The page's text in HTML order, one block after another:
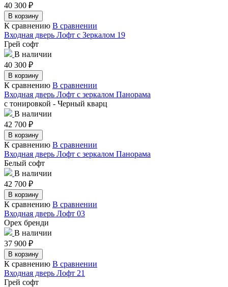
40 300 ₽
В корзину
К сравнению В сравнении
Входная дверь Лофт с Зеркалом 19
Грей софт
В наличии
40 300 ₽
В корзину
К сравнению В сравнении
Входная дверь Лофт с зеркалом Панорама
с тонировкой - Черный кварц
В наличии
42 700 ₽
В корзину
К сравнению В сравнении
Входная дверь Лофт с зеркалом Панорама
Белый софт
В наличии
42 700 ₽
В корзину
К сравнению В сравнении
Входная дверь Лофт 03
Орех бренди
В наличии
37 900 ₽
В корзину
К сравнению В сравнении
Входная дверь Лофт 21
Грей софт